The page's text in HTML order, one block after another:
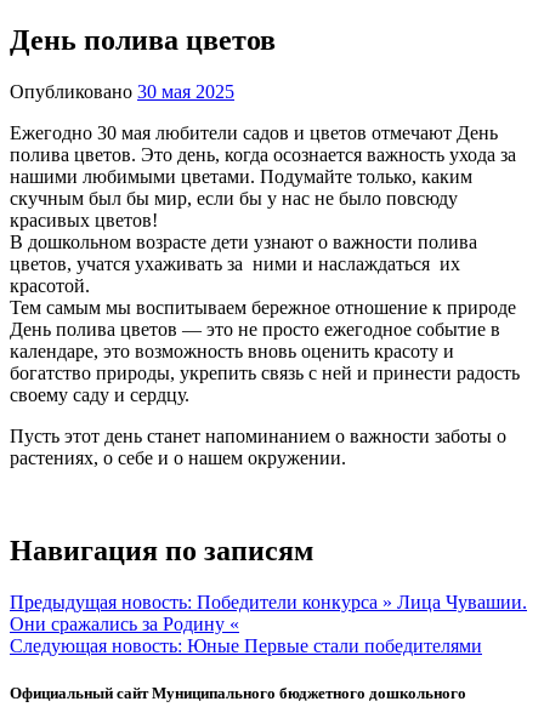
День полива цветов
Опубликовано 30 мая 2025
Ежегодно 30 мая любители садов и цветов отмечают День
полива цветов. Это день, когда осознается важность ухода за
нашими любимыми цветами. Подумайте только, каким
скучным был бы мир, если бы у нас не было повсюду
красивых цветов!
В дошкольном возрасте дети узнают о важности полива
цветов, учатся ухаживать за ними и наслаждаться их
красотой.
Тем самым мы воспитываем бережное отношение к природе
День полива цветов — это не просто ежегодное событие в
календаре, это возможность вновь оценить красоту и
богатство природы, укрепить связь с ней и принести радость
своему саду и сердцу.
Пусть этот день станет напоминанием о важности заботы о
растениях, о себе и о нашем окружении.
Навигация по записям
Предыдущая новость: Победители конкурса » Лица Чувашии.
Они сражались за Родину «
Следующая новость: Юные Первые стали победителями
Официальный сайт Муниципального бюджетного дошкольного